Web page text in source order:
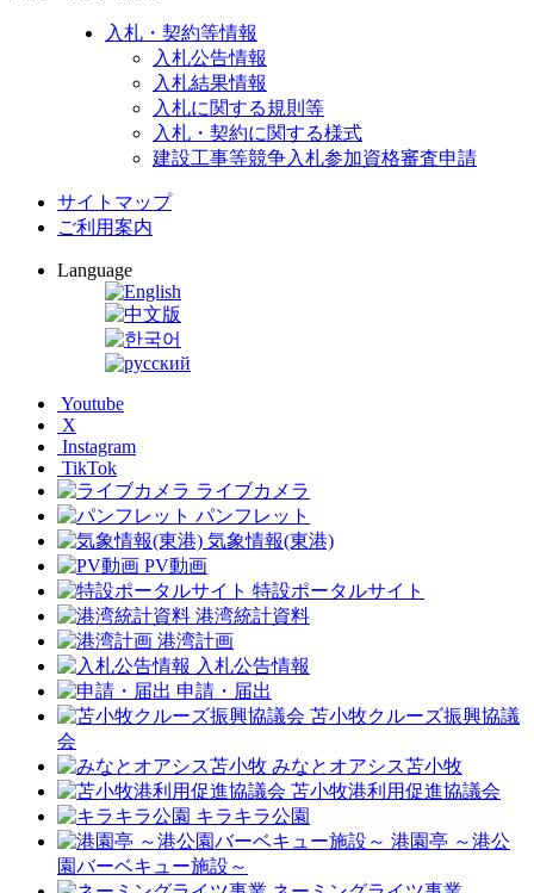
入札・契約等情報
入札公告情報
入札結果情報
入札に関する規則等
入札・契約に関する様式
建設工事等競争入札参加資格審査申請
サイトマップ
ご利用案内
Language
Youtube
X
Instagram
TikTok
ライブカメラ
パンフレット
気象情報(東港)
PV動画
特設ポータルサイト
港湾統計資料
港湾計画
入札公告情報
申請・届出
苫小牧クルーズ振興協議
会
みなとオアシス苫小牧
苫小牧港利用促進協議会
キラキラ公園
港園亭 ～港公
園バーベキュー施設～